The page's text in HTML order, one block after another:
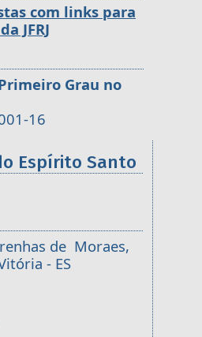
com links para
JFRJ
Grau no
16
Espírito Santo
de Moraes,
- ES